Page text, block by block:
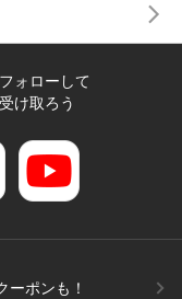
ォローして
け取ろう
ーポンも！